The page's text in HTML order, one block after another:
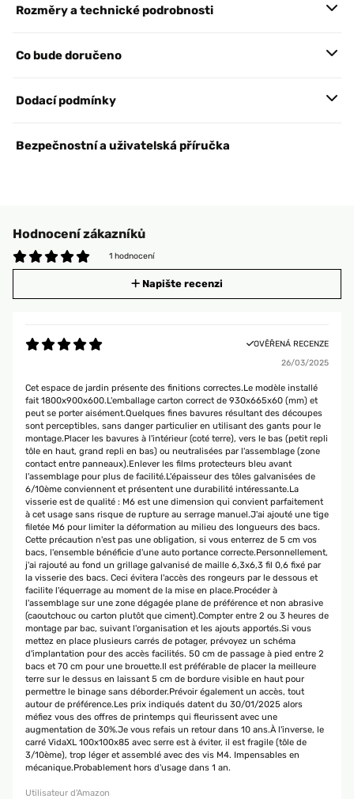
Rozměry a technické podrobnosti
Co bude doručeno
Dodací podmínky
Bezpečnostní a uživatelská příručka
Hodnocení zákazníků
1 hodnocení
Napište recenzi
OVĚŘENÁ RECENZE
26/03/2025
Cet espace de jardin présente des finitions correctes.Le modèle installé
fait 1800x900x600.L'emballage carton correct de 930x665x60 (mm) et
peut se porter aisément.Quelques fines bavures résultant des découpes
sont perceptibles, sans danger particulier en utilisant des gants pour le
montage.Placer les bavures à l'intérieur (coté terre), vers le bas (petit repli
tôle en haut, grand repli en bas) ou neutralisées par l'assemblage (zone
contact entre panneaux).Enlever les films protecteurs bleu avant
l'assemblage pour plus de facilité.L'épaisseur des tôles galvanisées de
6/10ème conviennent et présentent une durabilité intéressante.La
visserie est de qualité : M6 est une dimension qui convient parfaitement
à cet usage sans risque de rupture au serrage manuel.J'ai ajouté une tige
filetée M6 pour limiter la déformation au milieu des longueurs des bacs.
Cette précaution n'est pas une obligation, si vous enterrez de 5 cm vos
bacs, l'ensemble bénéficie d'une auto portance correcte.Personnellement,
j'ai rajouté au fond un grillage galvanisé de maille 6,3x6,3 fil 0,6 fixé par
la visserie des bacs. Ceci évitera l'accès des rongeurs par le dessous et
facilite l'équerrage au moment de la mise en place.Procéder à
l'assemblage sur une zone dégagée plane de préférence et non abrasive
(caoutchouc ou carton plutôt que ciment).Compter entre 2 ou 3 heures de
montage par bac, suivant l'organisation et les ajouts apportés.Si vous
mettez en place plusieurs carrés de potager, prévoyez un schéma
d'implantation pour des accès facilités. 50 cm de passage à pied entre 2
bacs et 70 cm pour une brouette.Il est préférable de placer la meilleure
terre sur le dessus en laissant 5 cm de bordure visible en haut pour
permettre le binage sans déborder.Prévoir également un accès, tout
autour de préférence.Les prix indiqués datent du 30/01/2025 alors
méfiez vous des offres de printemps qui fleurissent avec une
augmentation de 30%.Je vous refais un retour dans 10 ans.À l'inverse, le
carré VidaXL 100x100x85 avec serre est à éviter, il est fragile (tôle de
3/10ème), trop léger et assemblé avec des vis M4. Impensables en
mécanique.Probablement hors d'usage dans 1 an.
Utilisateur d'Amazon